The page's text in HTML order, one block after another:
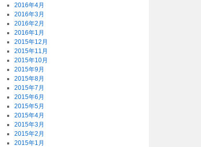
2016年4月
2016年3月
2016年2月
2016年1月
2015年12月
2015年11月
2015年10月
2015年9月
2015年8月
2015年7月
2015年6月
2015年5月
2015年4月
2015年3月
2015年2月
2015年1月